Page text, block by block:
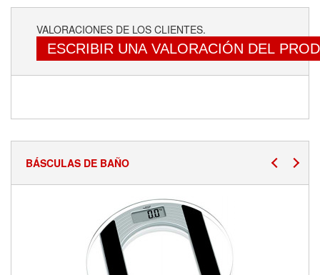
VALORACIONES DE LOS CLIENTES.
ESCRIBIR UNA VALORACIÓN DEL
BÁSCULAS DE BAÑO